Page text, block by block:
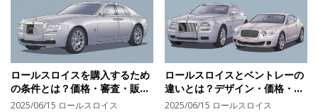
ロールスロイスを購入するため
の条件とは？価格・審査・販売
ルールから"買える人の条件"を
2025/06/15 ロールスロイス
ロールスロイスとベントレーの
違いとは？デザイン・価格・哲
学で見えてくる"ラグジュアリ
2025/06/15 ロールスロイス